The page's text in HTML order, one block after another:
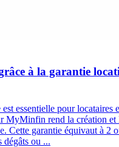
à la garantie
essentielle pour locataires
MyMinfin rend la création et
Cette garantie équivaut à 2
dégâts ou ...